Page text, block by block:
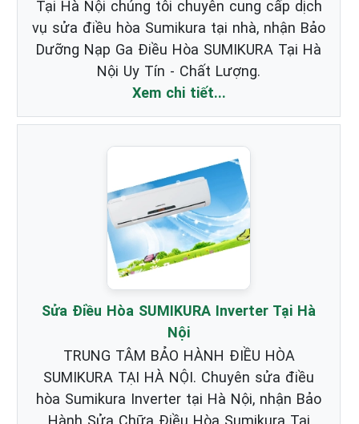
Tại Hà Nội chúng tôi chuyên cung cấp dịch
vụ sửa điều hòa Sumikura tại nhà, nhận Bảo
Dưỡng Nạp Ga Điều Hòa SUMIKURA Tại Hà
Nội Uy Tín - Chất Lượng.
Xem chi tiết...
Sửa Điều Hòa SUMIKURA Inverter Tại Hà
Nội
TRUNG TÂM BẢO HÀNH ĐIỀU HÒA
SUMIKURA TẠI HÀ NỘI. Chuyên sửa điều
hòa Sumikura Inverter tại Hà Nội, nhận Bảo